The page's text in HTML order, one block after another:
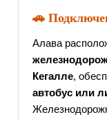
🚗
Алава
Кегалле,
автобус или